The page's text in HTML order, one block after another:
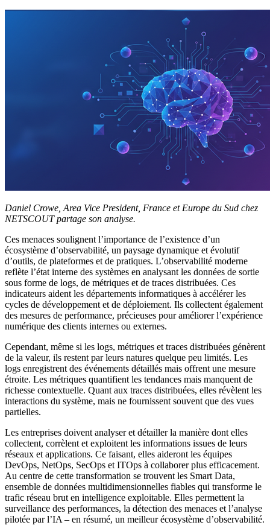
Daniel Crowe, Area Vice President, France et Europe du Sud chez
NETSCOUT partage son analyse.
Ces menaces soulignent l’importance de l’existence d’un
écosystème d’observabilité, un paysage dynamique et évolutif
d’outils, de plateformes et de pratiques. L’observabilité moderne
reflète l’état interne des systèmes en analysant les données de sortie
sous forme de logs, de métriques et de traces distribuées. Ces
indicateurs aident les départements informatiques à accélérer les
cycles de développement et de déploiement. Ils collectent également
des mesures de performance, précieuses pour améliorer l’expérience
numérique des clients internes ou externes.
Cependant, même si les logs, métriques et traces distribuées génèrent
de la valeur, ils restent par leurs natures quelque peu limités. Les
logs enregistrent des événements détaillés mais offrent une mesure
étroite. Les métriques quantifient les tendances mais manquent de
richesse contextuelle. Quant aux traces distribuées, elles révèlent les
interactions du système, mais ne fournissent souvent que des vues
partielles.
Les entreprises doivent analyser et détailler la manière dont elles
collectent, corrèlent et exploitent les informations issues de leurs
réseaux et applications. Ce faisant, elles aideront les équipes
DevOps, NetOps, SecOps et ITOps à collaborer plus efficacement.
Au centre de cette transformation se trouvent les Smart Data,
ensemble de données multidimensionnelles fiables qui transforme le
trafic réseau brut en intelligence exploitable. Elles permettent la
surveillance des performances, la détection des menaces et l’analyse
pilotée par l’IA – en résumé, un meilleur écosystème d’observabilité.